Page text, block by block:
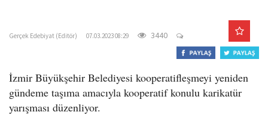
Gerçek Edebiyat (Editör) 07.03.2023 08:29 3440
İzmir Büyükşehir Belediyesi kooperatifleşmeyi yeniden
gündeme taşıma amacıyla kooperatif konulu karikatür
yarışması düzenliyor.